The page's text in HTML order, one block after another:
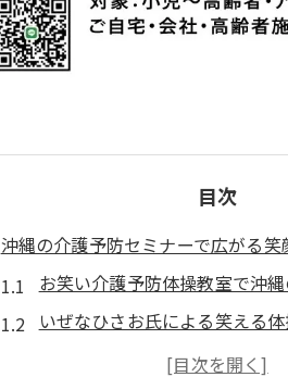
目次
沖縄の介護予防セミナーで広がる笑
お笑い介護予防体操教室で沖
いぜなひさお氏による笑える
介護予防セミナーで高齢者の